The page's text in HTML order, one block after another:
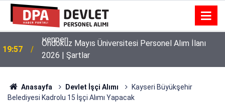
19:57
Ondokuz Mayıs Üniversitesi Personel Alım İlanı
2026 | Şartlar
Anasayfa Devlet İşçi Alımı
Kayseri Büyükşehir
Belediyesi Kadrolu 15 İşçi Alımı Yapacak